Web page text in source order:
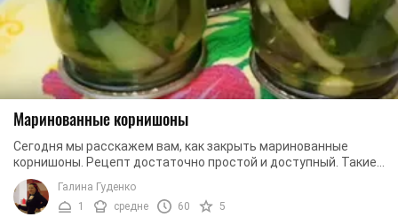
Маринованные корнишоны
Сегодня мы расскажем вам, как закрыть маринованные
корнишоны. Рецепт достаточно простой и доступный. Такие
огурцы станут украшением любого ...
Галина Гуденко
1
средне 60 5